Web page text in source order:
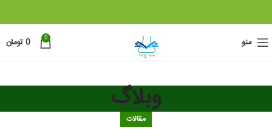
منو 0
0 تومان
وبلاگ
مقالات